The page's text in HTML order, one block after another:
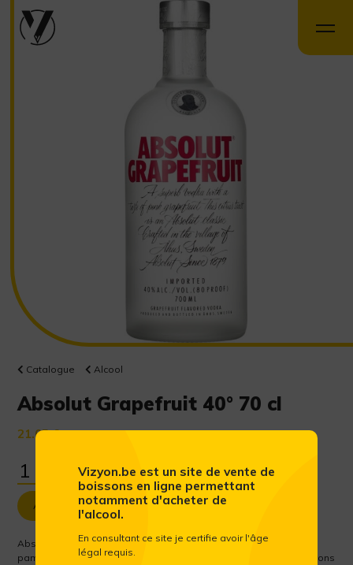
Catalogue Alcool
Absolut Grapefruit 40° 70 cl
21.05 €
Ajouter au panier
Absolut Grapefruit est notre vodka Absolut aromatisée au
pamplemousse. Avec son goût sucré équilibré et fruité, nous savons
Vizyon.be est un site de vente de
boissons en ligne permettant
notamment d'acheter de
l'alcool.
En consultant ce site je certifie avoir l'âge
légal requis.